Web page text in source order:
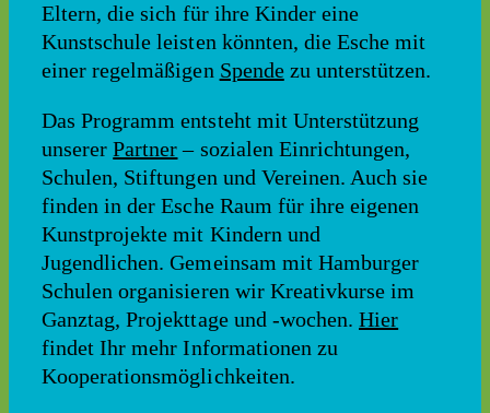
Eltern, die sich für ihre Kinder eine
Kunstschule leisten könnten, die Esche mit
einer regelmäßigen Spendezu unterstützen.
Das Programm entsteht mit Unterstützung
unsererPartner– sozialen Einrichtungen,
Schulen, Stiftungen und Vereinen. Auch sie
finden in der Esche Raum für ihre eigenen
Kunstprojekte mit Kindern und
Jugendlichen. Gemeinsam mit Hamburger
Schulen organisieren wir Kreativkurse im
Ganztag, Projekttage und -wochen.Hier
findet Ihr mehr Informationen zu
Kooperationsmöglichkeiten.